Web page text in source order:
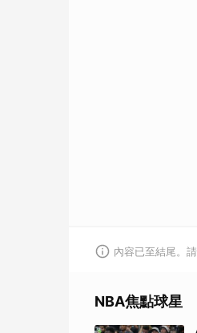
內容已至結尾。
NBA焦點球星